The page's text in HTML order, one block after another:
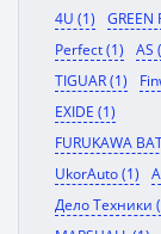
4U (1)
GREEN
Perfect (1)
AS
TIGUAR (1)
EXIDE (1)
FURUKAWA
UkorAuto (1)
Дело Техники